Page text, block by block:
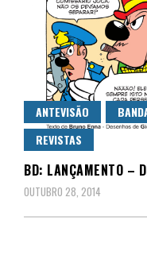
ANTEVISÃO
REVISTAS
BD: LANÇAMENTO –
OUTUBRO 28, 2014